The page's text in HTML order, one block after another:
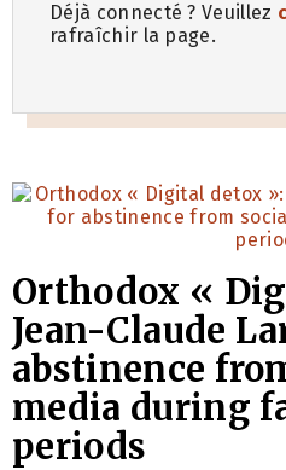
Déjà connecté ? Veuillez
rafraîchir la page.
Orthodox «
Jean-Claude
abstinence
media during
periods